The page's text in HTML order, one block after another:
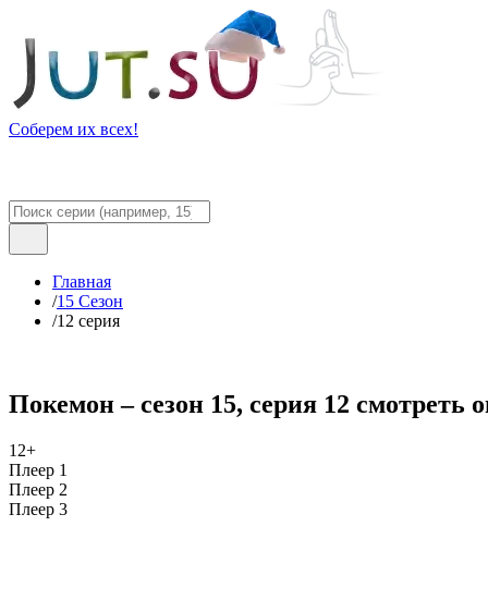
Соберем их всех!
Главная
/15 Сезон
/12 серия
Покемон – сезон 15, серия 12 смотреть
12+
Плеер 1
Плеер 2
Плеер 3